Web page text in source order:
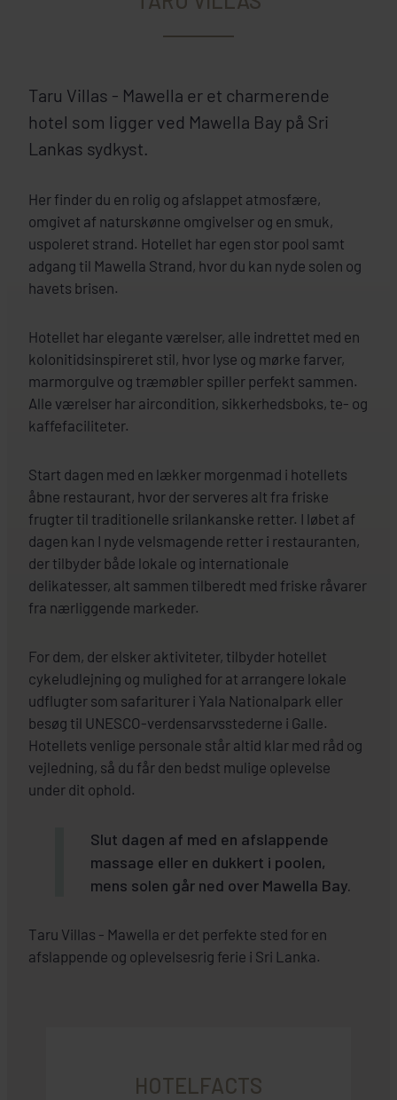
Taru Villas - Mawella er et charmerende
hotel som ligger ved Mawella Bay på Sri
Lankas sydkyst.
Her finder du en rolig og afslappet atmosfære,
omgivet af naturskønne omgivelser og en smuk,
uspoleret strand. Hotellet har egen stor pool samt
adgang til Mawella Strand, hvor du kan nyde solen og
havets brisen.
Hotellet har elegante værelser, alle indrettet med en
kolonitidsinspireret stil, hvor lyse og mørke farver,
marmorgulve og træmøbler spiller perfekt sammen.
Alle værelser har aircondition, sikkerhedsboks, te- og
kaffefaciliteter.
Start dagen med en lækker morgenmad i hotellets
åbne restaurant, hvor der serveres alt fra friske
frugter til traditionelle srilankanske retter. I løbet af
dagen kan I nyde velsmagende retter i restauranten,
der tilbyder både lokale og internationale
delikatesser, alt sammen tilberedt med friske råvarer
fra nærliggende markeder.
For dem, der elsker aktiviteter, tilbyder hotellet
cykeludlejning og mulighed for at arrangere lokale
udflugter som safariturer i Yala Nationalpark eller
besøg til UNESCO-verdensarvsstederne i Galle.
Hotellets venlige personale står altid klar med råd og
vejledning, så du får den bedst mulige oplevelse
under dit ophold.
Slut dagen af med en afslappende
massage eller en dukkert i poolen,
mens solen går ned over Mawella Bay.
Taru Villas - Mawella er det perfekte sted for en
afslappende og oplevelsesrig ferie i Sri Lanka.
HOTELFACTS